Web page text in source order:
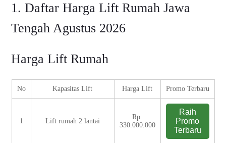
1. Daftar Harga Lift Rumah Jawa
Tengah Agustus 2026
Harga Lift Rumah
No Kapasitas Lift Harga Lift Promo Terbaru
1 Lift rumah 2 lantai
Rp.
330.000.000
Raih
Promo
Terbaru